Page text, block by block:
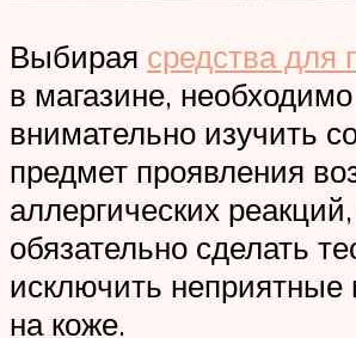
Выбирая средства для
в магазине, необходимо
внимательно изучить
предмет проявления
аллергических
обязательно сделать
исключить неприятные
на коже.